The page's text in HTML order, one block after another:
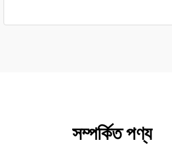
সম্পর্কিত পণ্য